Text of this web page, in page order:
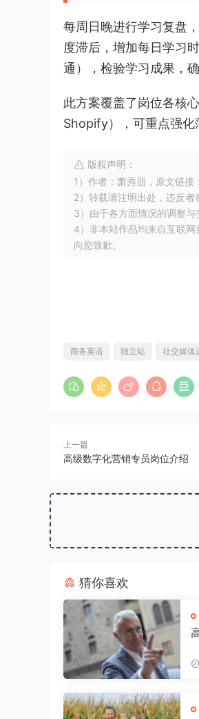
每周日晚进行学习复盘
度滞后，增加每日学习
通），检验学习成果，
此方案覆盖了岗位各核
Shopify），可重点强化
版权声明：
1）作者：萧秀朋，原文链接：
2）转载请注明出处，违反者
3）由于各方面情况的调整与
4）非本站作品均来自互联
向您致歉。
商务英语 独立站 社交媒体
上一篇
高级数字化营销专员岗位介绍
猜你喜欢